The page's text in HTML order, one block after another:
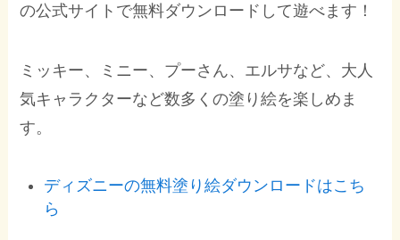
の公式サイトで無料ダウンロードして遊べます！
ミッキー、ミニー、プーさん、エルサなど、大人
気キャラクターなど数多くの塗り絵を楽しめま
す。
ディズニーの無料塗り絵ダウンロードはこち
ら